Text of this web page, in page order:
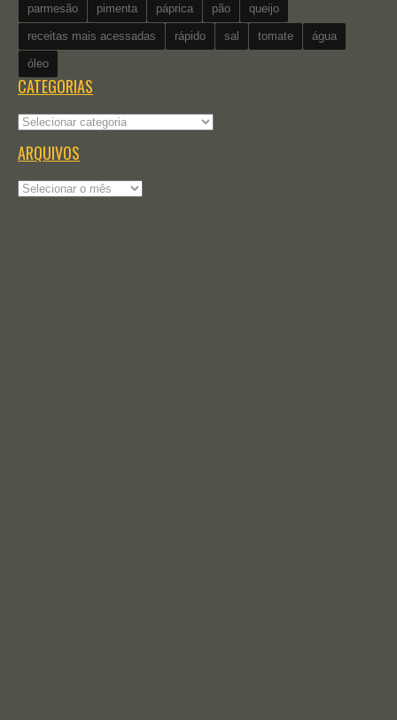
parmesão pimenta páprica pão queijo
receitas mais acessadas rápido sal tomate água
óleo
CATEGORIAS
Categorias
ARQUIVOS
Arquivos